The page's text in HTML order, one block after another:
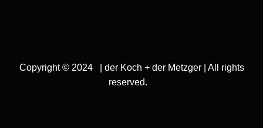
Copyright © 2024 | der Koch + der Metzger | All rights
reserved.